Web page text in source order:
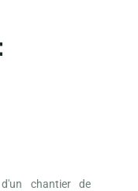
chantier de